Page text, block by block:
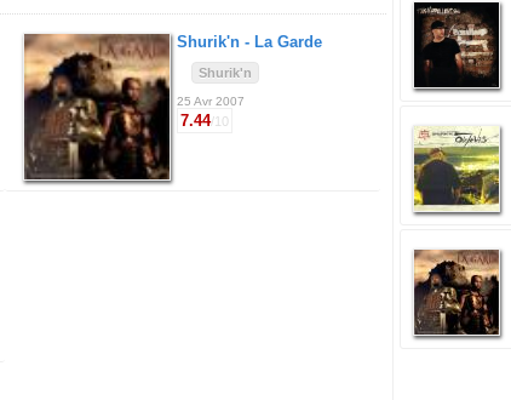
Shurik'n - La Garde
Shurik'n
25 Avr 2007
7.44/10